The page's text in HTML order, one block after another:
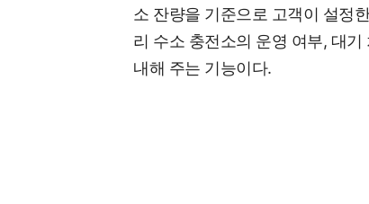
소 잔량을 기준으로 고객이 설정
리 수소 충전소의 운영 여부, 대
내해 주는 기능이다.